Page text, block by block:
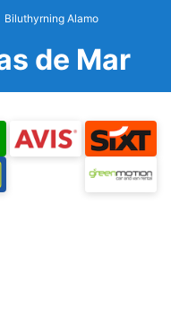
Biluthyrning Alamo
de Mar